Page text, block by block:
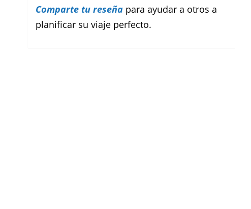
Comparte tu reseña para ayudar a otros a
planificar su viaje perfecto.